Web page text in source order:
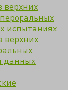
верхних
испытаниях
верхних
данных